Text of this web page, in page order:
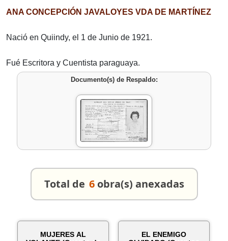
ANA CONCEPCIÓN JAVALOYES VDA DE MARTÍNEZ
Nació en Quiindy, el 1 de Junio de 1921.
Fué Escritora y Cuentista paraguaya.
Documento(s) de Respaldo:
Total de 6 obra(s) anexadas
MUJERES AL
EL ENEMIGO